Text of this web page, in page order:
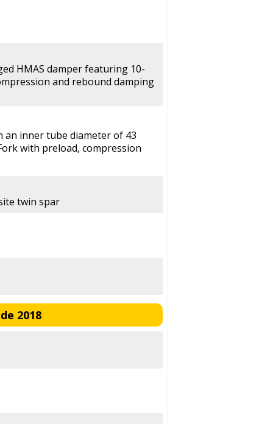
HMAS damper featuring 10-
and rebound damping
an inner tube diameter of 43
with preload, compression
twin spar
2018